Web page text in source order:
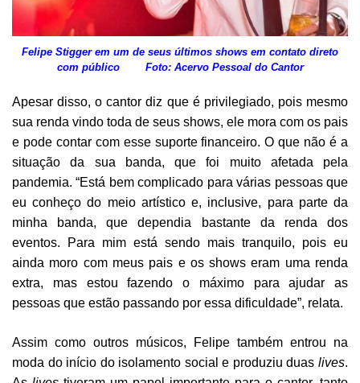
Felipe Stigger em um de seus últimos shows em contato direto
com público
Foto: Acervo Pessoal do Cantor
Apesar disso, o cantor diz que é privilegiado, pois mesmo
sua renda vindo toda de seus shows, ele mora com os pais
e pode contar com esse suporte financeiro. O que não é a
situação da sua banda, que foi muito afetada pela
pandemia. “Está bem complicado para várias pessoas que
eu conheço do meio artístico e, inclusive, para parte da
minha banda, que dependia bastante da renda dos
eventos. Para mim está sendo mais tranquilo, pois eu
ainda moro com meus pais e os shows eram uma renda
extra, mas estou fazendo o máximo para ajudar as
pessoas que estão passando por essa dificuldade”, relata.
Assim como outros músicos, Felipe também entrou na
moda do início do isolamento social e produziu duas lives.